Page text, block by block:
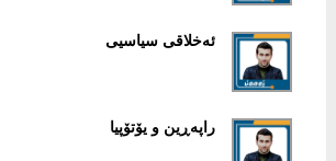
ئەخلاقی سیاسیی
راپەڕین و یۆتۆپیا